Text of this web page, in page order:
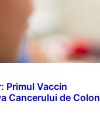
Primul Vaccin
Cancerului de Colon